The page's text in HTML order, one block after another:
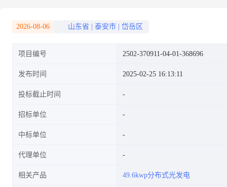
2026-08-06 山东省 泰安市 岱岳区
项目编号 2502-370911-04-01-368696
发布时间 2025-02-25 16:13:11
投标截止时间
招标单位
中标单位
代理单位
相关产品 49.6kwp分布式光发电